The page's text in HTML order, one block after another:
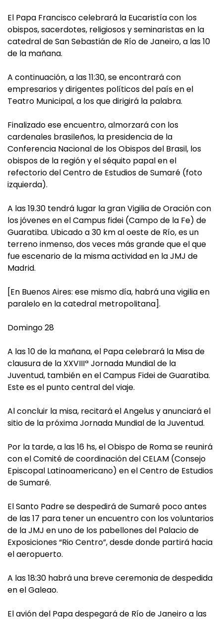
El Papa Francisco celebrará la Eucaristía con los
obispos, sacerdotes, religiosos y seminaristas en la
catedral de San Sebastián de Río de Janeiro, a las 10
de la mañana.
A continuación, a las 11:30, se encontrará con
empresarios y dirigentes políticos del país en el
Teatro Municipal, a los que dirigirá la palabra.
Finalizado ese encuentro, almorzará con los
cardenales brasileños, la presidencia de la
Conferencia Nacional de los Obispos del Brasil, los
obispos de la región y el séquito papal en el
refectorio del Centro de Estudios de Sumaré (foto
izquierda).
A las 19.30 tendrá lugar la gran Vigilia de Oración con
los jóvenes en el Campus fidei (Campo de la Fe) de
Guaratiba. Ubicado a 30 km al oeste de Río, es un
terreno inmenso, dos veces más grande que el que
fue escenario de la misma actividad en la JMJ de
Madrid.
[En Buenos Aires: ese mismo día, habrá una vigilia en
paralelo en la catedral metropolitana].
Domingo 28
A las 10 de la mañana, el Papa celebrará la Misa de
clausura de la XXVIIIª Jornada Mundial de la
Juventud, también en el Campus Fidei de Guaratiba.
Este es el punto central del viaje.
Al concluir la misa, recitará el Angelus y anunciará el
sitio de la próxima Jornada Mundial de la Juventud.
Por la tarde, a las 16 hs, el Obispo de Roma se reunirá
con el Comité de coordinación del CELAM (Consejo
Episcopal Latinoamericano) en el Centro de Estudios
de Sumaré.
El Santo Padre se despedirá de Sumaré poco antes
de las 17 para tener un encuentro con los voluntarios
de la JMJ en uno de los pabellones del Palacio de
Exposiciones “Rio Centro”, desde donde partirá hacia
el aeropuerto.
A las 18:30 habrá una breve ceremonia de despedida
en el Galeao.
El avión del Papa despegará de Río de Janeiro a las